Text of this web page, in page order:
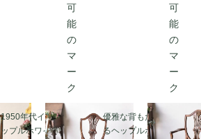
1950年代イギリス製 ヘ
ップルホワイト様式 の
優雅な背もたれが映え
るヘップルホワイトス